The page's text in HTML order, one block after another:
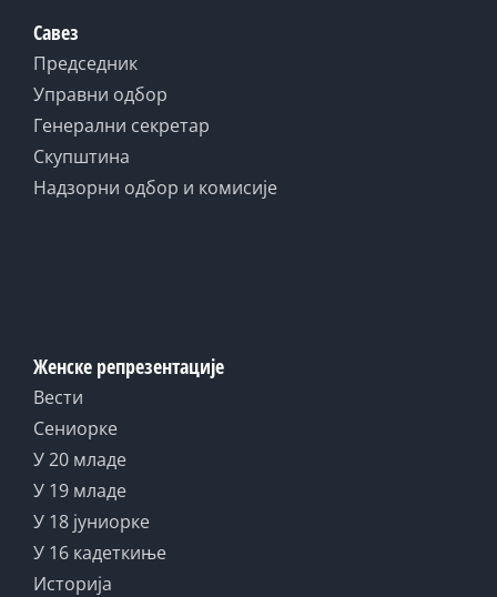
Савез
Председник
Управни одбор
Генерални секретар
Скупштина
Надзорни одбор и комисије
Женске репрезентације
Вести
Сениорке
У 20 младе
У 19 младе
У 18 јуниорке
У 16 кадеткиње
Историја